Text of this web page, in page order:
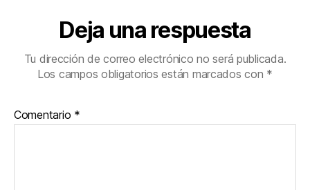
Deja una respuesta
Tu dirección de correo electrónico no será publicada.
Los campos obligatorios están marcados con *
Comentario *